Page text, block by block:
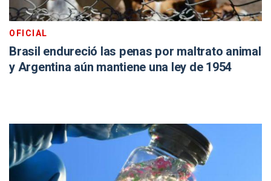
OFICIAL
Brasil endureció las penas por maltrato animal
y Argentina aún mantiene una ley de 1954